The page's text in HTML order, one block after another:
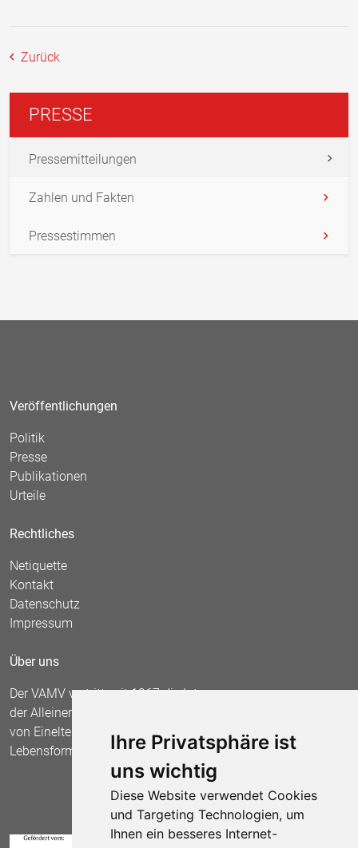
Ihre Privatsphäre ist
uns wichtig
Diese Website verwendet Cookies
und Targeting Technologien, um
Ihnen ein besseres Internet-
Zurück
PRESSE
Pressemitteilungen
Zahlen und Fakten
Pressestimmen
Veröffentlichungen
Politik
Presse
Publikationen
Urteile
Rechtliches
Netiquette
Kontakt
Datenschutz
Impressum
Über uns
Der VAMV vertritt seit 1967 die Interessen
der Alleinerziehenden und fordert die Anerkennung
von Einelternfamilien als gleichberechtigte
Lebensform.